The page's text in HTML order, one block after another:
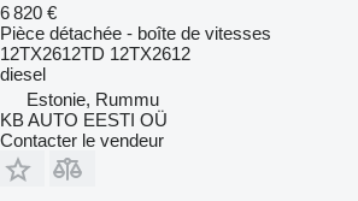
6 820 €
Pièce détachée - boîte de vitesses
12TX2612TD 12TX2612
diesel
Estonie, Rummu
KB AUTO EESTI OÜ
Contacter le vendeur